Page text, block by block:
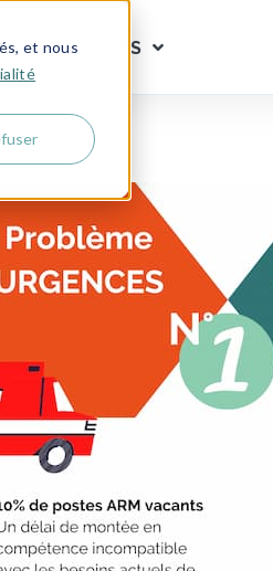
et nous
FOR EXPERTISES
SHOW SUBMENU FOR SOCIÉTÉ
ACTUALITÉS